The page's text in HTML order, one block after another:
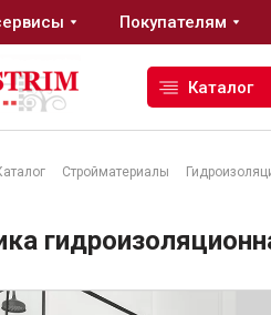
Стройматериалы
Покупателям
Каталог